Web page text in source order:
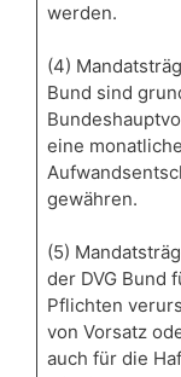
werden.
(4)
Bund sind
eine
gewähren.
(5)
der DVG Bund
Pflichten
von Vorsatz
auch für die